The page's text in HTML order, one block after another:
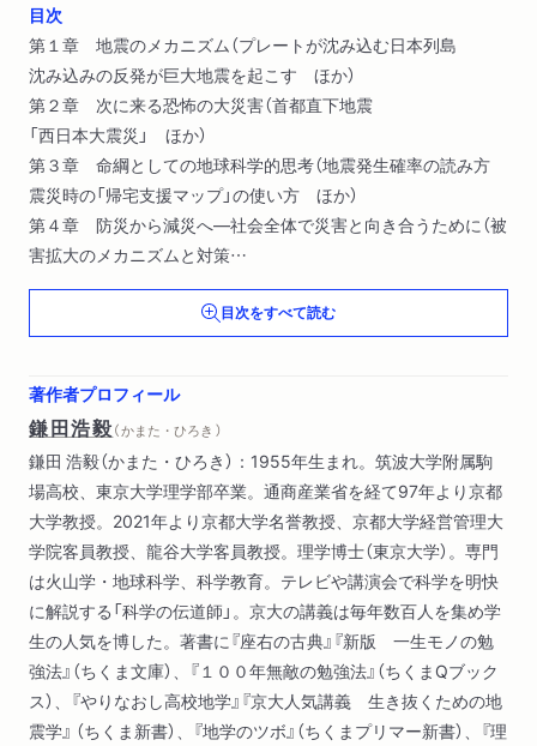
目次
第１章 地震のメカニズム（プレートが沈み込む日本列島
沈み込みの反発が巨大地震を起こす ほか）
第２章 次に来る恐怖の大災害（首都直下地震
「西日本大震災」 ほか）
第３章 命綱としての地球科学的思考（地震発生確率の読み方
震災時の「帰宅支援マップ」の使い方 ほか）
第４章 防災から減災へ―社会全体で災害と向き合うために（被
害拡大のメカニズムと対策
減災実現のストラテジー（戦略））
目次をすべて読む
著作者プロフィール
鎌田浩毅（ かまた・ひろき ）
鎌田 浩毅（かまた・ひろき）：1955年生まれ。筑波大学附属駒
場高校、東京大学理学部卒業。通商産業省を経て97年より京都
大学教授。2021年より京都大学名誉教授、京都大学経営管理大
学院客員教授、龍谷大学客員教授。理学博士（東京大学）。専門
は火山学・地球科学、科学教育。テレビや講演会で科学を明快
に解説する「科学の伝道師」。京大の講義は毎年数百人を集め学
生の人気を博した。著書に『座右の古典』『新版 一生モノの勉
強法』（ちくま文庫）、『１００年無敵の勉強法』（ちくまQブック
ス）、『やりなおし高校地学』『京大人気講義 生き抜くための地
震学』 （ちくま新書）、『地学のツボ』（ちくまプリマー新書）、『理